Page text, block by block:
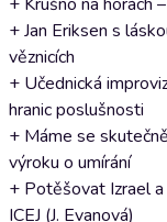
+ Jan Eriksen s
věznicích
+ Učednická
hranic poslušnosti
+ Máme se
výroku o umírání
+ Potěšovat Izrael
ICEJ (J. Evanová)